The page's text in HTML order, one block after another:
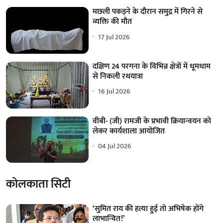
मछली पकड़ने के दौरान समुद्र में गिरने से
व्यक्ति की मौत
17 Jul 2026
दक्षिण 24 परगना के विभिन्न क्षेत्रों में धूमधाम
से निकली रथयात्रा
16 Jul 2026
वीबी- (जी) रामजी के प्रभावी क्रियान्वयन को
लेकर कार्यशाला आयोजित
04 Jul 2026
कोलकाता सिटी
‘सुमित राय की हत्या हुई तो अभिषेक होंगे
लाभान्वित!’